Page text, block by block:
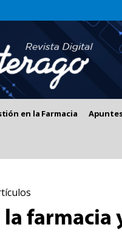
en la Farmacia
la farmacia